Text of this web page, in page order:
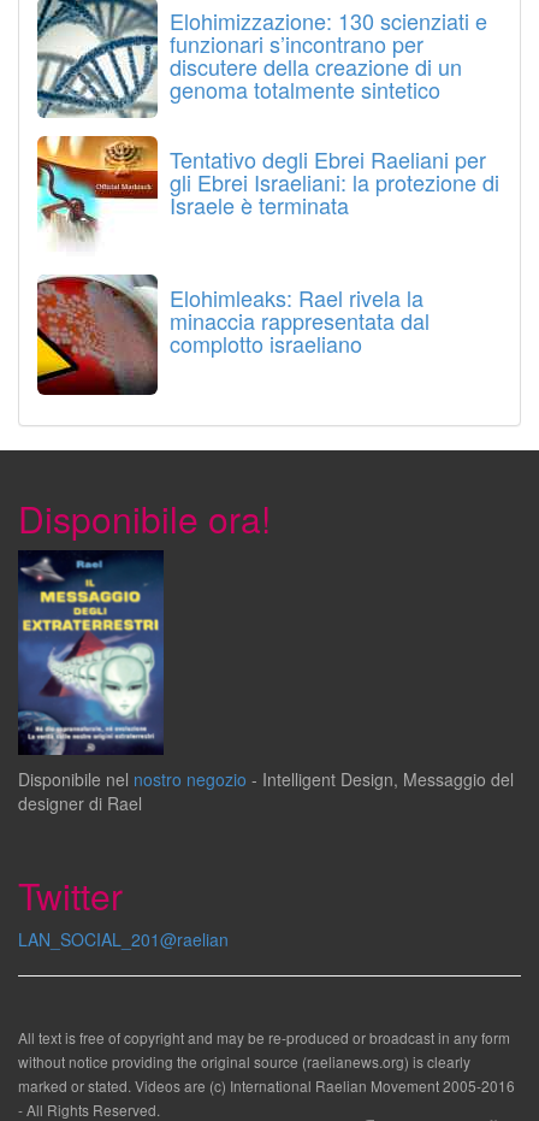
Elohimizzazione: 130 scienziati e
funzionari s’incontrano per
discutere della creazione di un
genoma totalmente sintetico
Tentativo degli Ebrei Raeliani per
gli Ebrei Israeliani: la protezione di
Israele è terminata
Elohimleaks: Rael rivela la
minaccia rappresentata dal
complotto israeliano
Disponibile ora!
Disponibile nel nostro negozio - Intelligent Design, Messaggio del
designer di Rael
Twitter
LAN_SOCIAL_201@raelian
All text is free of copyright and may be re-produced or broadcast in any form
without notice providing the original source (raelianews.org) is clearly
marked or stated. Videos are (c) International Raelian Movement 2005-2016
- All Rights Reserved.